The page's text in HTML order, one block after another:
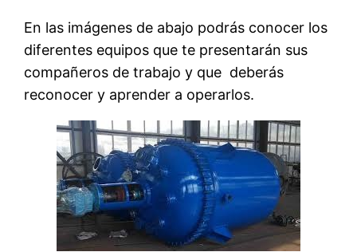
En las imágenes de abajo podrás conocer los
diferentes equipos que te presentarán sus
compañeros de trabajo y que deberás
reconocer y aprender a operarlos.